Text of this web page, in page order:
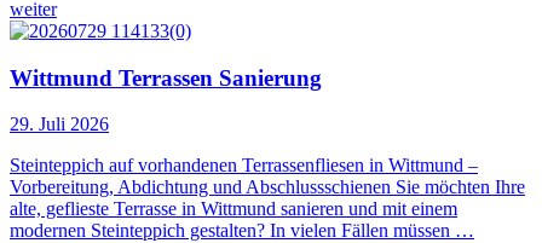
weiter
Wittmund Terrassen Sanierung
29. Juli 2026
Steinteppich auf vorhandenen Terrassenfliesen in Wittmund –
Vorbereitung, Abdichtung und Abschlussschienen Sie möchten Ihre
alte, geflieste Terrasse in Wittmund sanieren und mit einem
modernen Steinteppich gestalten? In vielen Fällen müssen …